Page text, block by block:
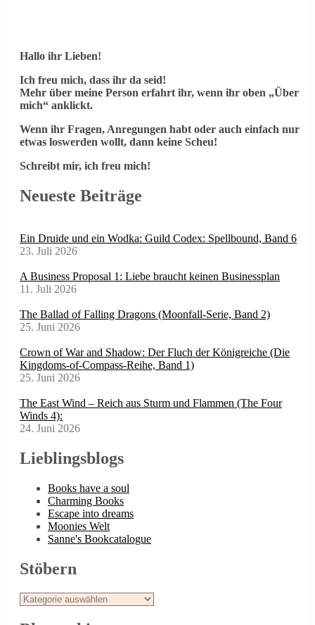
Hallo ihr Lieben!
Ich freu mich, dass ihr da seid!
Mehr über meine Person erfahrt ihr, wenn ihr oben „Über
mich“ anklickt.
Wenn ihr Fragen, Anregungen habt oder auch einfach nur
etwas loswerden wollt, dann keine Scheu!
Schreibt mir, ich freu mich!
Neueste Beiträge
Ein Druide und ein Wodka: Guild Codex: Spellbound, Band 6
23. Juli 2026
A Business Proposal 1: Liebe braucht keinen Businessplan
11. Juli 2026
The Ballad of Falling Dragons (Moonfall-Serie, Band 2)
25. Juni 2026
Crown of War and Shadow: Der Fluch der Königreiche (Die
Kingdoms-of-Compass-Reihe, Band 1)
25. Juni 2026
The East Wind – Reich aus Sturm und Flammen (The Four
Winds 4):
24. Juni 2026
Lieblingsblogs
Books have a soul
Charming Books
Escape into dreams
Moonies Welt
Sanne's Bookcatalogue
Stöbern
Stöbern